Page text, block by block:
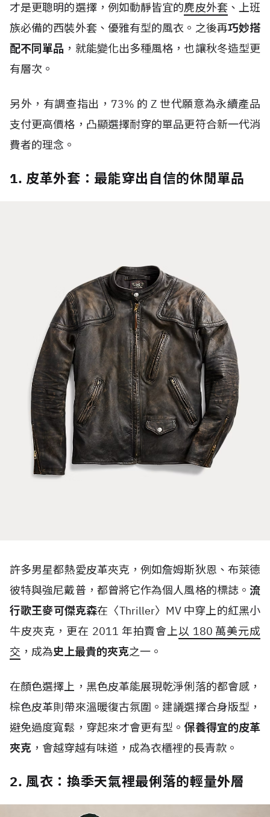
才是更聰明的選擇，例如動靜皆宜的麂皮外套、上班
族必備的西裝外套、優雅有型的風衣。之後再巧妙搭
配不同單品 ，就能變化出多種風格，也讓秋冬造型更
有層次。
另外，有調查指出， 73% 的 Z 世代願意為永續產品
支付更高價格，凸顯選擇耐穿的單品更符合新一代消
費者的理念。
1. 皮革外套：最能穿出自信的休閒單品
許多男星都熱愛皮革夾克，例如詹姆斯狄恩、布萊德
彼特與強尼戴普，都曾將它作為個人風格的標誌。 流
行歌王麥可傑克森在〈Thriller〉 MV 中穿上的紅黑小
牛皮夾克，更在 2011 年拍賣會上以 180 萬美元成
交 ，成為史上最貴的夾克之一。
在顏色選擇上，黑色皮革能展現乾淨俐落的都會感，
棕色皮革則帶來溫暖復古氛圍。建議選擇合身版型，
避免過度寬鬆，穿起來才會更有型。保養得宜的皮革
夾克 ，會越穿越有味道，成為衣櫃裡的長青款。
2. 風衣：換季天氣裡最俐落的輕量外層